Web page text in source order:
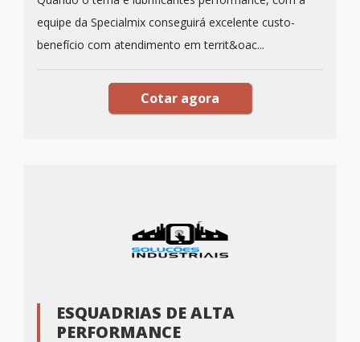
equipe da Specialmix conseguirá excelente custo-
benefício com atendimento em territ&oac...
Cotar agora
ESQUADRIAS DE ALTA
PERFORMANCE